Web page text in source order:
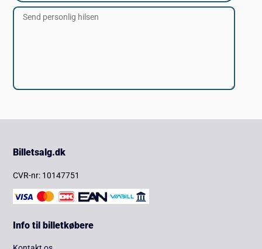
Billetsalg.dk
CVR-nr: 10147751
Info til billetkøbere